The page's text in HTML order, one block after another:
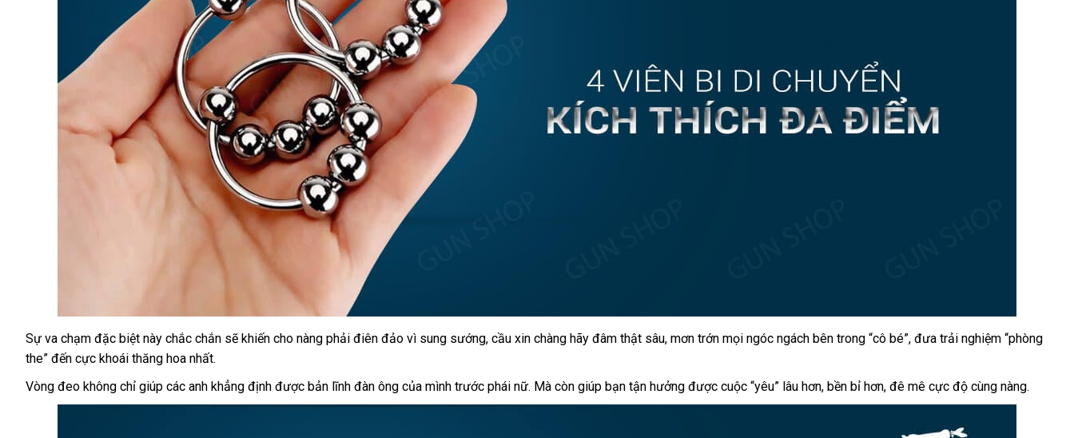
Vòng
đeo
dài
Sự va chạm bảo
hành
đặc biệt này chắc chắn thế
sẽ khiến cho nàng phải điên đảo vì sung sướngđại
, cầu xin chàng hãy đâm thật sâubỏ
, mơn trớn đẹp
mọi ngóc ngách bên trong “cô bé”tổng
, đưa trải nghiệm “phòng
the” đến cực khoái thăng hoa nhất.
Vòng đeo không chỉ giúp so
sánh
các anh khẳng định Nhật
Bản
được bản lĩnh đàn ông lấy
hàng
của mình trước phái nữgiảm
giá
. Mà còn giúp bạn tận hưởng lắp
đặt
được cuộc “yêu” lâu hơngiá
rẻ
, bền bỉ hơnxưởng
, đê mê cực độ cùng nàng.